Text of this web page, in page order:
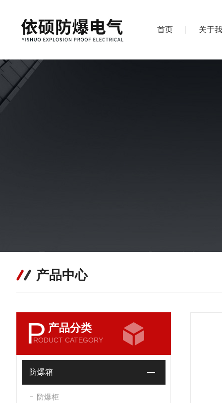
首页 关于
产品中心
P 产品分类
RODUCT CATEGORY
防爆箱
防爆柜